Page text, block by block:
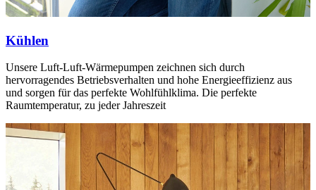
Kühlen
Unsere Luft-Luft-Wärmepumpen zeichnen sich durch
hervorragendes Betriebsverhalten und hohe Energieeffizienz aus
und sorgen für das perfekte Wohlfühlklima. Die perfekte
Raumtemperatur, zu jeder Jahreszeit